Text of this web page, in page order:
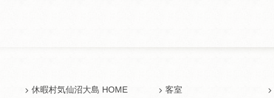
休暇村気仙沼大島 HOME
客室